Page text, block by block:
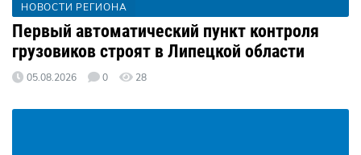
НОВОСТИ РЕГИОНА
Первый автоматический пункт контроля
грузовиков строят в Липецкой области
05.08.2026 0 28